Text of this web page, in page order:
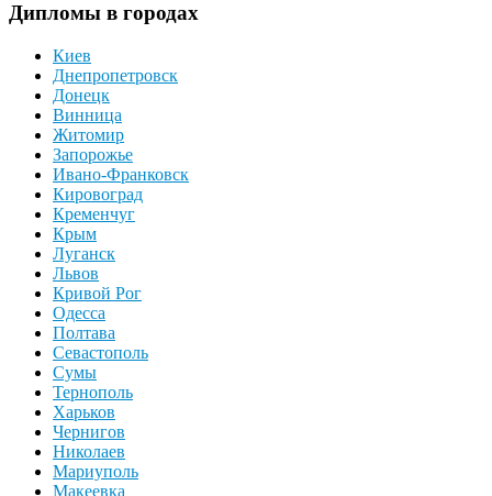
Дипломы в городах
Киев
Днепропетровск
Донецк
Винница
Житомир
Запорожье
Ивано-Франковск
Кировоград
Кременчуг
Крым
Луганск
Львов
Кривой Рог
Одесса
Полтава
Севастополь
Сумы
Тернополь
Харьков
Чернигов
Николаев
Мариуполь
Макеевка